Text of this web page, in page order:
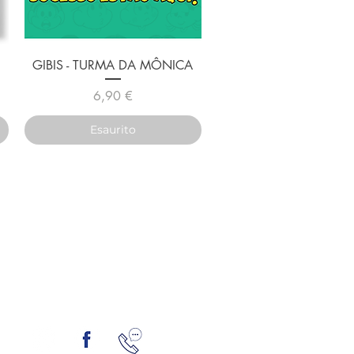
Vista rapida
GIBIS - TURMA DA MÔNICA
Prezzo
6,90 €
Esaurito